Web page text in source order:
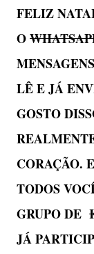
FELIZ
O
LÊ E JÁ
GOSTO
CORAÇÃO.
TODOS
GRUPO DE
JÁ